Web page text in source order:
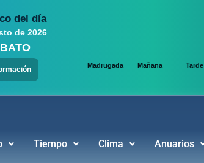
del día
de 2026
Madrugada Mañana Tarde
Tiempo Clima Anuarios